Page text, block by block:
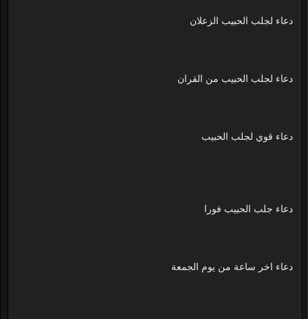
دعاء لجلب الحبيب الزعلان
دعاء لجلب الحبيب من القران
دعاء قوي لجلب الحبيب
دعاء جلب الحبيب فورا
دعاء اخر ساعة من يوم الجمعة